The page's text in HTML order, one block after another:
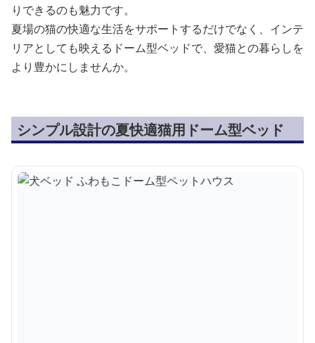
りできるのも魅力です。
夏場の猫の快適な生活をサポートするだけでなく、インテ
リアとしても映えるドーム型ベッドで、愛猫との暮らしを
より豊かにしませんか。
シンプル設計の夏快適猫用ドーム型ベッド